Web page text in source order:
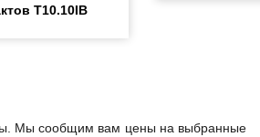
Мы сообщим вам цены на выбранные